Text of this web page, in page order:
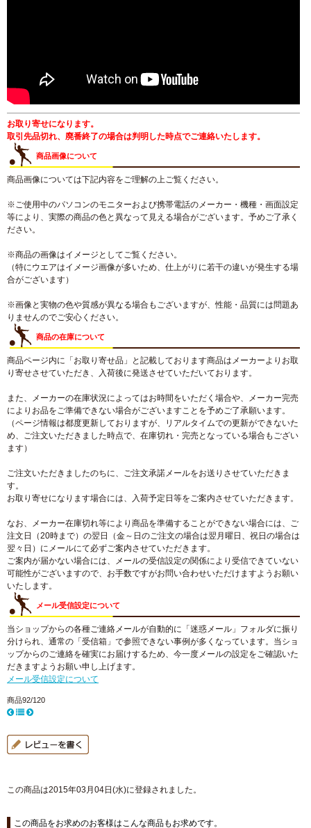
お取り寄せになります。
取引先品切れ、廃番終了の場合は判明した時点でご連絡いたします。
商品画像について
商品画像については下記内容をご理解の上ご覧ください。
※ご使用中のパソコンのモニターおよび携帯電話のメーカー・機種・画面設定
等により、実際の商品の色と異なって見える場合がございます。予めご了承く
ださい。
※商品の画像はイメージとしてご覧ください。
（特にウエアはイメージ画像が多いため、仕上がりに若干の違いが発生する場
合がございます）
※画像と実物の色や質感が異なる場合もございますが、性能・品質には問題あ
りませんのでご安心ください。
商品の在庫について
商品ページ内に「お取り寄せ品」と記載しております商品はメーカーよりお取
り寄せさせていただき、入荷後に発送させていただいております。
また、メーカーの在庫状況によってはお時間をいただく場合や、メーカー完売
によりお品をご準備できない場合がございますことを予めご了承願います。
（ページ情報は都度更新しておりますが、リアルタイムでの更新ができないた
め、ご注文いただきました時点で、在庫切れ・完売となっている場合もござい
ます）
ご注文いただきましたのちに、ご注文承諾メールをお送りさせていただきま
す。
お取り寄せになります場合には、入荷予定日等をご案内させていただきます。
なお、メーカー在庫切れ等により商品を準備することができない場合には、ご
注文日（20時まで）の翌日（金～日のご注文の場合は翌月曜日、祝日の場合は
翌々日）にメールにて必ずご案内させていただきます。
ご案内が届かない場合には、メールの受信設定の関係により受信できていない
可能性がございますので、お手数ですがお問い合わせいただけますようお願い
いたします。
メール受信設定について
当ショップからの各種ご連絡メールが自動的に「迷惑メール」フォルダに振り
分けられ、通常の「受信箱」で参照できない事例が多くなっています。当ショ
ップからのご連絡を確実にお届けするため、今一度メールの設定をご確認いた
だきますようお願い申し上げます。
メール受信設定について
商品92/120
この商品は2015年03月04日(水)に登録されました。
この商品をお求めのお客様はこんな商品もお求めです。